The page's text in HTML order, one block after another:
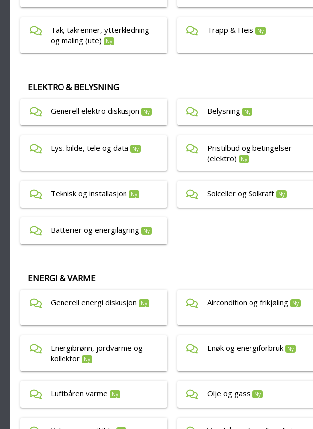
Tak, takrenner, ytterkledning
og maling (ute)
Ny
Trapp & Heis Ny
ELEKTRO & BELYSNING
Generell elektro diskusjon Ny Belysning Ny
Lys, bilde, tele og data Ny
Pristilbud og betingelser
(elektro)
Ny
Teknisk og installasjon Ny Solceller og Solkraft Ny
Batterier og energilagring Ny
ENERGI & VARME
Generell energi diskusjon Ny Aircondition og frikjøling Ny
Energibrønn, jordvarme og
kollektor
Ny
Enøk og energiforbruk Ny
Luftbåren varme Ny Olje og gass Ny